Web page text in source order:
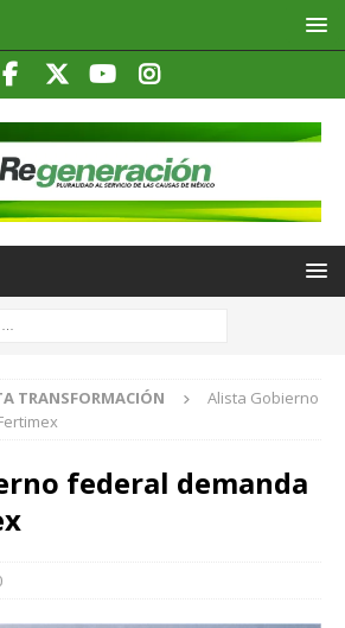
TRANSFORMACIÓN
Alista Gobierno
federal demanda